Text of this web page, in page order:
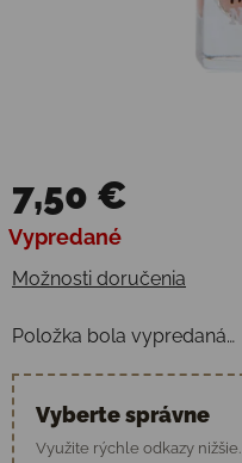
7,50 €
Jednotková cena:
Vypredané
Možnosti doručenia
Položka bola vypredaná…
Vyberte správne
Využite rýchle odkazy nižšie.